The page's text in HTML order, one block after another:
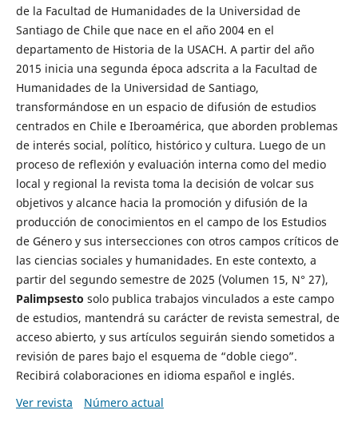
de la Facultad de Humanidades de la Universidad de
Santiago de Chile que nace en el año 2004 en el
departamento de Historia de la USACH. A partir del año
2015 inicia una segunda época adscrita a la Facultad de
Humanidades de la Universidad de Santiago,
transformándose en un espacio de difusión de estudios
centrados en Chile e Iberoamérica, que aborden problemas
de interés social, político, histórico y cultura. Luego de un
proceso de reflexión y evaluación interna como del medio
local y regional la revista toma la decisión de volcar sus
objetivos y alcance hacia la promoción y difusión de la
producción de conocimientos en el campo de los Estudios
de Género y sus intersecciones con otros campos críticos de
las ciencias sociales y humanidades. En este contexto, a
partir del segundo semestre de 2025 (Volumen 15, N° 27),
Palimpsesto solo publica trabajos vinculados a este campo
de estudios, mantendrá su carácter de revista semestral, de
acceso abierto, y sus artículos seguirán siendo sometidos a
revisión de pares bajo el esquema de “doble ciego”.
Recibirá colaboraciones en idioma español e inglés.
Ver revista
Número actual